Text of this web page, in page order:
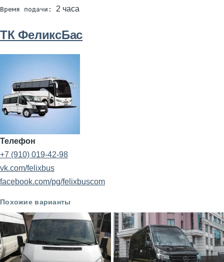
Время подачи: 2 часа
ТК ФеликсБас
Телефон
+7 (910) 019-42-98
vk.com/felixbus
facebook.com/pg/felixbuscom
Похожие варианты